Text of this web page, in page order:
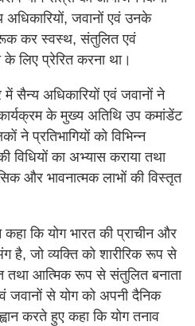
अधिकारियों, जवानों एवं उनके
कर स्वस्थ, संतुलित एवं
लिए प्रेरित करना था।
सैन्य अधिकारियों एवं जवानों ने
के मुख्य अतिथि उप कमांडेंट
ने प्रतिभागियों को विभिन्न
विधियों का अभ्यास कराया तथा
और भावनात्मक लाभों की विस्तृत
कि योग भारत की प्राचीन और
है, जो व्यक्ति को शारीरिक रूप से
आत्मिक रूप से संतुलित बनाता
जवानों से योग को अपनी दैनिक
करते हुए कहा कि योग तनाव